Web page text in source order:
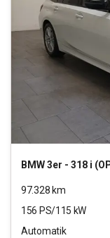
BMW3er - 318 i
97.328 km
156 PS/115 kW
Automatik